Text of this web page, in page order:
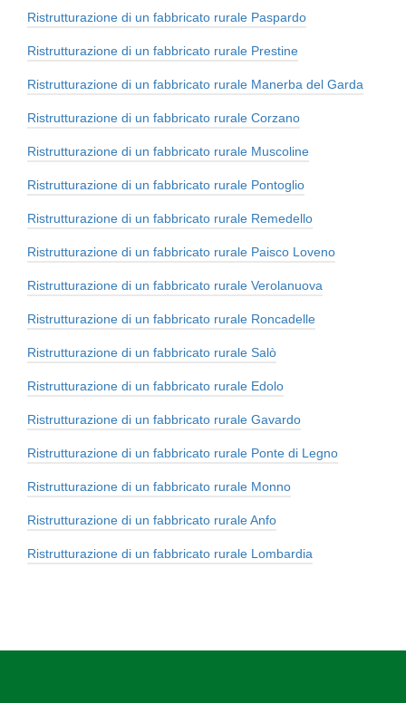
Ristrutturazione di un fabbricato rurale Paspardo
Ristrutturazione di un fabbricato rurale Prestine
Ristrutturazione di un fabbricato rurale Manerba del Garda
Ristrutturazione di un fabbricato rurale Corzano
Ristrutturazione di un fabbricato rurale Muscoline
Ristrutturazione di un fabbricato rurale Pontoglio
Ristrutturazione di un fabbricato rurale Remedello
Ristrutturazione di un fabbricato rurale Paisco Loveno
Ristrutturazione di un fabbricato rurale Verolanuova
Ristrutturazione di un fabbricato rurale Roncadelle
Ristrutturazione di un fabbricato rurale Salò
Ristrutturazione di un fabbricato rurale Edolo
Ristrutturazione di un fabbricato rurale Gavardo
Ristrutturazione di un fabbricato rurale Ponte di Legno
Ristrutturazione di un fabbricato rurale Monno
Ristrutturazione di un fabbricato rurale Anfo
Ristrutturazione di un fabbricato rurale Lombardia